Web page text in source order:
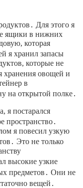
Для этого я
ящики в нижних
которая
я хранил запасы
которые не
хранения овощей и
в
на открытой полке․
я постарался
пространство․
я повесил узкую
Это не только
высокие узкие
предметов․ Они не
вещей․